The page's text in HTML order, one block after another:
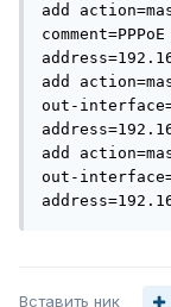
add
add
out-
add
out-
Вставить ник